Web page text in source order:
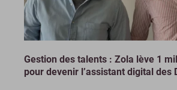
Gestion des talents : Zola lève 1
pour devenir l’assistant digital des